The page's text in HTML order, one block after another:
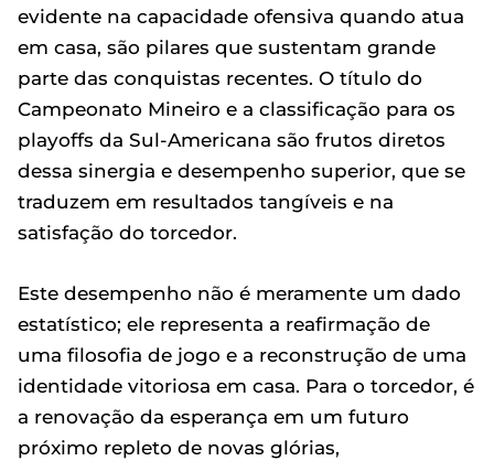
evidente na capacidade ofensiva quando atua
em casa, são pilares que sustentam grande
parte das conquistas recentes. O título do
Campeonato Mineiro e a classificação para os
playoffs da Sul-Americana são frutos diretos
dessa sinergia e desempenho superior, que se
traduzem em resultados tangíveis e na
satisfação do torcedor.
Este desempenho não é meramente um dado
estatístico; ele representa a reafirmação de
uma filosofia de jogo e a reconstrução de uma
identidade vitoriosa em casa. Para o torcedor, é
a renovação da esperança em um futuro
próximo repleto de novas glórias,